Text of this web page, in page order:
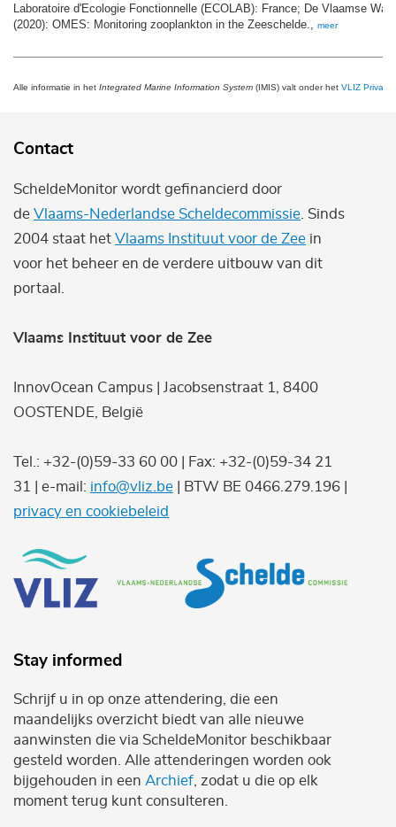
Laboratoire d'Ecologie Fonctionnelle (ECOLAB): France; De Vlaamse
(2020): OMES: Monitoring zooplankton in the Zeeschelde.,
meer
Alle informatie in het Integrated Marine Information System (IMIS) valt onder het VLIZ Privacy
Contact
ScheldeMonitor wordt gefinancierd door
de Vlaams-Nederlandse Scheldecommissie . Sinds
2004 staat het Vlaams Instituut voor de Zee in
voor het beheer en de verdere uitbouw van dit
portaal.
Vlaams Instituut voor de Zee
InnovOcean Campus | Jacobsenstraat 1, 8400
OOSTENDE, België
Tel.: +32-(0)59-33 60 00 | Fax: +32-(0)59-34 21
31 | e-mail: info@vliz.be | BTW BE 0466.279.196 |
privacy en cookiebeleid
Stay informed
Schrijf u in op onze attendering, die een
maandelijks overzicht biedt van alle nieuwe
aanwinsten die via ScheldeMonitor beschikbaar
gesteld worden. Alle attenderingen worden ook
bijgehouden in een Archief , zodat u die op elk
moment terug kunt consulteren.